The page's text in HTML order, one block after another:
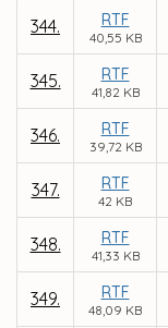
344. RTF
40,55 KB
345. RTF
41,82 KB
346. RTF
39,72 KB
347. RTF
42 KB
348. RTF
41,33 KB
349. RTF
48,09 KB